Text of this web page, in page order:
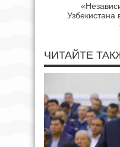
Узбекистана
ЧИТАЙТЕ